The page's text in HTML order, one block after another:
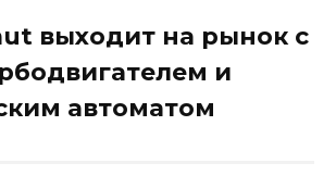
выходит на рынок с
и
автоматом